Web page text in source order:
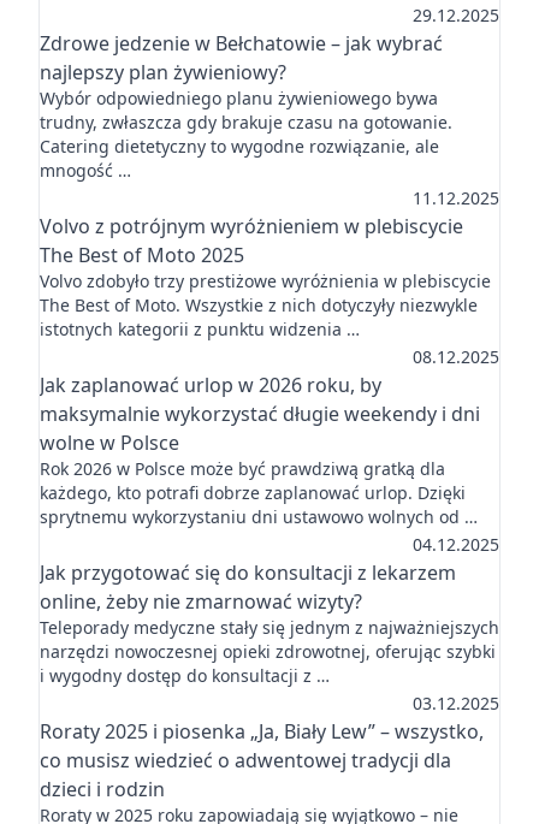
29.12.2025
Zdrowe jedzenie w Bełchatowie – jak wybrać
najlepszy plan żywieniowy?
Wybór odpowiedniego planu żywieniowego bywa
trudny, zwłaszcza gdy brakuje czasu na gotowanie.
Catering dietetyczny to wygodne rozwiązanie, ale
mnogość …
11.12.2025
Volvo z potrójnym wyróżnieniem w plebiscycie
The Best of Moto 2025
Volvo zdobyło trzy prestiżowe wyróżnienia w plebiscycie
The Best of Moto. Wszystkie z nich dotyczyły niezwykle
istotnych kategorii z punktu widzenia …
08.12.2025
Jak zaplanować urlop w 2026 roku, by
maksymalnie wykorzystać długie weekendy i dni
wolne w Polsce
Rok 2026 w Polsce może być prawdziwą gratką dla
każdego, kto potrafi dobrze zaplanować urlop. Dzięki
sprytnemu wykorzystaniu dni ustawowo wolnych od …
04.12.2025
Jak przygotować się do konsultacji z lekarzem
online, żeby nie zmarnować wizyty?
Teleporady medyczne stały się jednym z najważniejszych
narzędzi nowoczesnej opieki zdrowotnej, oferując szybki
i wygodny dostęp do konsultacji z …
03.12.2025
Roraty 2025 i piosenka „Ja, Biały Lew” – wszystko,
co musisz wiedzieć o adwentowej tradycji dla
dzieci i rodzin
Roraty w 2025 roku zapowiadają się wyjątkowo – nie